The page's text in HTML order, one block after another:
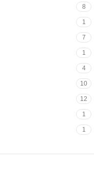
8
1
7
1
4
10
12
1
1